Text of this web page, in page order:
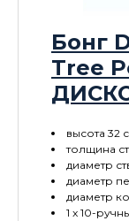
Бонг
Tree
высота 32
толщина
диаметр
диаметр
диаметр
1 x 10-